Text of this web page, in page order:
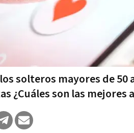
solteros mayores de
¿Cuáles son las mejores